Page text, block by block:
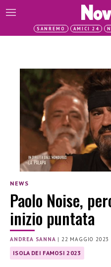
SANREMO AMICI 24
NEWS
Paolo Noise,
inizio puntata
ANDREA SANNA |22 MAGGIO 2023
ISOLA DEI FAMOSI 2023